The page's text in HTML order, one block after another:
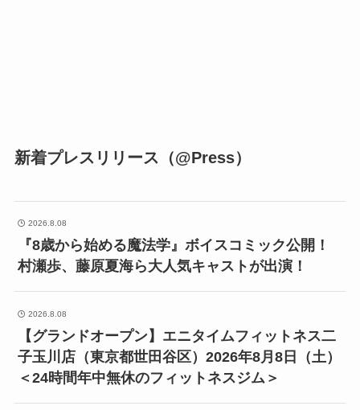
新着プレスリリース（@Press）
2026.8.08
『8歳から始める魔法学』ボイスコミック公開！
村瀬歩、藤原夏海ら大人気キャストが出演！
2026.8.08
【グランドオープン】エニタイムフィットネス二
子玉川店（東京都世田谷区）2026年8月8日（土）
＜24時間年中無休のフィットネスジム＞